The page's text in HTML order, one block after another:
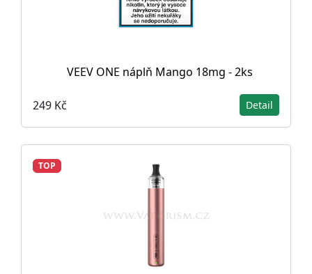
VEEV ONE náplň Mango 18mg - 2ks
249 Kč Detail
TOP